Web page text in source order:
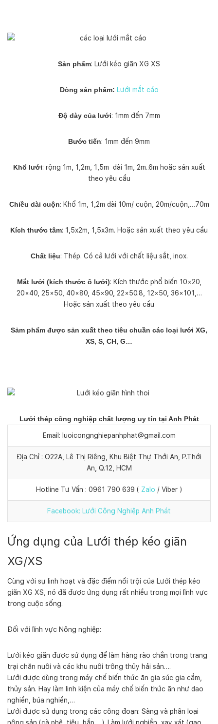
Sản phẩm: Lưới kéo giãn XG XS
Dòng sản phẩm: Lưới mắt cáo
Độ dày của lưới: 1mm đến 7mm
Bước tiến: 1mm đến 9mm
Khổ lưới: rộng 1m, 1,2m, 1,5m dài 1m, 2m..6m hoặc sản xuất
theo yêu cầu
Chiều dài cuộn: Khổ 1m, 1,2m dài 10m/ cuộn, 20m/cuộn,…70m
Kích thước tâm: 1,5x2m, 1,5x3m. Hoặc sản xuất theo yêu cầu
Chất liệu: Thép. Có cả lưới với chất liệu sắt, inox.
Mắt lưới (kích thước ô lưới): Kích thước phổ biến 10×20,
20×40, 25×50, 40×80, 45×90, 22×50.8, 12×50, 36×101,…
Hoặc sản xuất theo yêu cầu
Sảm phẩm được sản xuất theo tiêu chuần các loại lưới XG,
XS, S, CH, G…
Lưới thép công nghiệp chất lượng uy tín tại Anh Phát
Email: luoicongnghiepanhphat@gmail.com
Địa Chỉ : O22A, Lê Thị Riêng, Khu Biệt Thự Thới An, P.Thới
An, Q.12, HCM
Hotline Tư Vấn : 0961 790 639 ( Zalo / Viber )
Facebook: Lưới Công Nghiệp Anh Phát
Ứng dụng của Lưới thép kéo giãn
XG/XS
Cùng với sự linh hoạt và đặc điểm nổi trội của Lưới thép kéo
giãn XG XS, nó đã được ứng dụng rất nhiều trong mọi lĩnh vực
trong cuộc sống.
Đối với lĩnh vực Nông nghiệp:
Lưới kéo giãn được sử dụng để làm hàng rào chắn trong trang
trại chăn nuôi và các khu nuôi trông thủy hải sản….
Lưới được dùng trong máy chế biến thức ăn gia súc gia cầm,
thủy sản. Hay làm linh kiện của máy chế biến thức ăn như dao
nghiền, búa nghiền,…
Lưới được sử dụng trong các công đoạn: Sàng và phân loại